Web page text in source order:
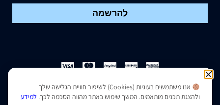
להרשמה
הצהרת נגישות|מדיניות פרטיות
אנו משתמשים בעוגיות (Cookies) לשיפור חוויית הגלישה שלך
ולהצגת תכנים מותאמים. המשך שימוש באתר מהווה הסכמה לכך. למידע